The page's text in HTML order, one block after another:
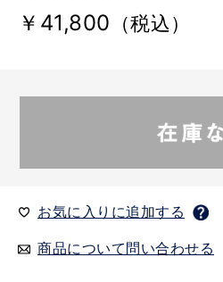
￥41,800 （税込）
お気に入りに追加する
商品について問い合わせる